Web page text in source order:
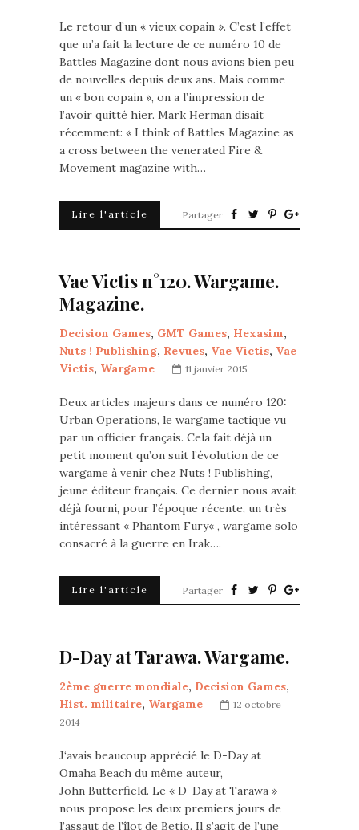
Le retour d’un « vieux copain ». C’est l’effet
que m’a fait la lecture de ce numéro 10 de
Battles Magazine dont nous avions bien peu
de nouvelles depuis deux ans. Mais comme
un « bon copain », on a l’impression de
l’avoir quitté hier. Mark Herman disait
récemment: « I think of Battles Magazine as
a cross between the venerated Fire &
Movement magazine with…
Lire l'article Partager
Vae Victis n°120. Wargame.
Magazine.
Decision Games, GMT Games, Hexasim,
Nuts ! Publishing, Revues, Vae Victis, Vae
Victis, Wargame 11 janvier 2015
Deux articles majeurs dans ce numéro 120:
Urban Operations, le wargame tactique vu
par un officier français. Cela fait déjà un
petit moment qu’on suit l’évolution de ce
wargame à venir chez Nuts ! Publishing,
jeune éditeur français. Ce dernier nous avait
déjà fourni, pour l’époque récente, un très
intéressant « Phantom Fury« , wargame solo
consacré à la guerre en Irak….
Lire l'article Partager
D-Day at Tarawa. Wargame.
2ème guerre mondiale, Decision Games,
Hist. militaire, Wargame
12 octobre
2014
J‘avais beaucoup apprécié le D-Day at
Omaha Beach du même auteur,
John Butterfield. Le « D-Day at Tarawa »
nous propose les deux premiers jours de
l’assaut de l’îlot de Betio. Il s’agit de l’une